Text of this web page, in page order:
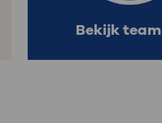
Bekijk team